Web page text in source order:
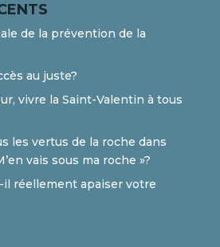
de la prévention de la
au juste?
vivre la Saint-Valentin à tous
les vertus de la roche dans
vais sous ma roche »?
réellement apaiser votre